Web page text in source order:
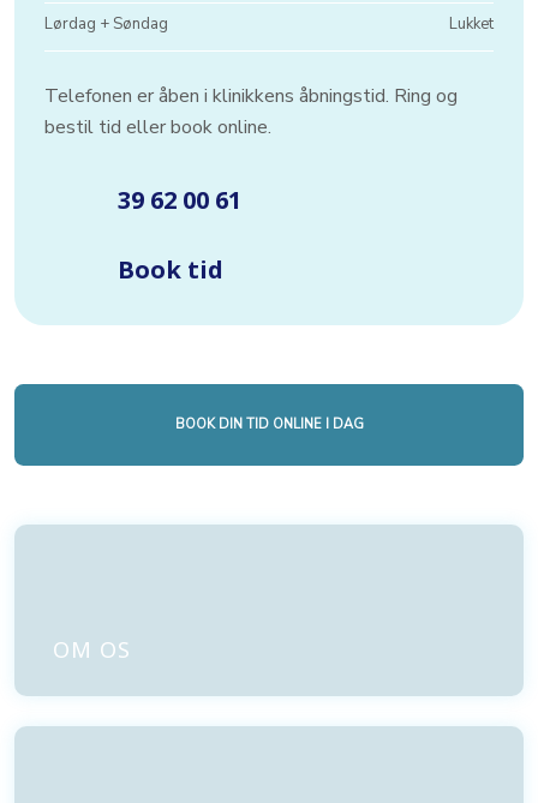
Lørdag + Søndag Lukket
Telefonen er åben i klinikkens åbningstid. Ring og
bestil tid eller book online.​
​39 62 00 61
​Book tid
BOOK DIN TID ONLINE I DAG
OM OS​​